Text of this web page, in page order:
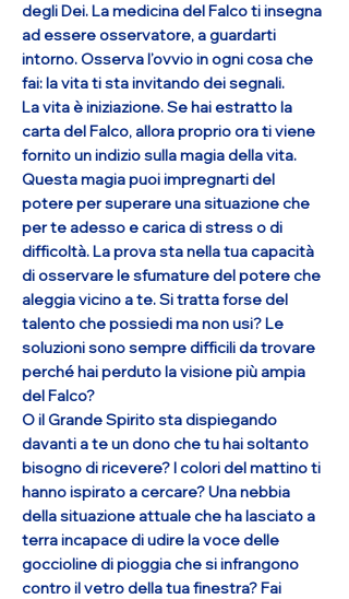
degli Dei. La medicina del Falco ti insegna
ad essere osservatore, a guardarti
intorno. Osserva l’ovvio in ogni cosa che
fai: la vita ti sta invitando dei segnali.
La vita è iniziazione. Se hai estratto la
carta del Falco, allora proprio ora ti viene
fornito un indizio sulla magia della vita.
Questa magia puoi impregnarti del
potere per superare una situazione che
per te adesso e carica di stress o di
difficoltà. La prova sta nella tua capacità
di osservare le sfumature del potere che
aleggia vicino a te. Si tratta forse del
talento che possiedi ma non usi? Le
soluzioni sono sempre difficili da trovare
perché hai perduto la visione più ampia
del Falco?
O il Grande Spirito sta dispiegando
davanti a te un dono che tu hai soltanto
bisogno di ricevere? I colori del mattino ti
hanno ispirato a cercare? Una nebbia
della situazione attuale che ha lasciato a
terra incapace di udire la voce delle
goccioline di pioggia che si infrangono
contro il vetro della tua finestra? Fai